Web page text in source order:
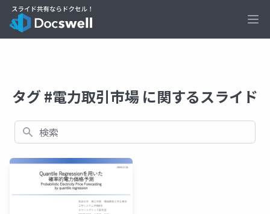
タグ #電力取引市場 に関するスライド
検索